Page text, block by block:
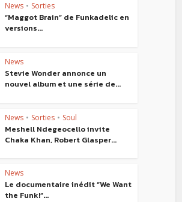
News • Sorties
“Maggot Brain” de Funkadelic en
versions...
News
Stevie Wonder annonce un
nouvel album et une série de...
News • Sorties • Soul
Meshell Ndegeocello invite
Chaka Khan, Robert Glasper...
News
Le documentaire inédit “We Want
the Funk!”...